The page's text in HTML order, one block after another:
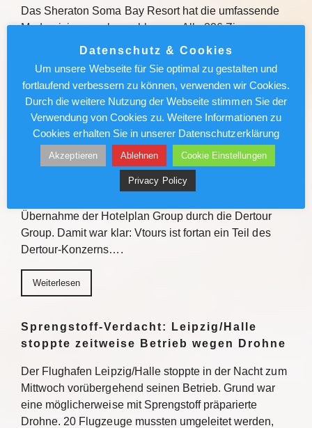
Das Sheraton Soma Bay Resort hat die umfassende
Modernisierung abgeschlossen. Alle 326 Zimmer
sowie Lobby und Restaurants des Fünf-Sterne-
Sheraton Soma Bay Resort hat…
Weiterlesen
Vtours: IT-Wechsel kommt voran
Vor gut einem Jahr erteilten die Schweizer
Übernahme der Hotelplan Group durch die Dertour
Group. Damit war klar: Vtours ist fortan ein Teil des
Dertour-Konzerns….
Weiterlesen
Sprengstoff-Verdacht: Leipzig/Halle
stoppte zeitweise Betrieb wegen Drohne
Der Flughafen Leipzig/Halle stoppte in der Nacht zum
Mittwoch vorübergehend seinen Betrieb. Grund war
eine möglicherweise mit Sprengstoff präparierte
Drohne. 20 Flugzeuge mussten umgeleitet werden,
Datenschutz & Cookies
Um unsere Webseite für Sie optimal zu gestalten und
fortlaufend verbessern zu können, verwenden wir Cookies.
Durch die weitere Nutzung der Webseite stimmen Sie der
Verwendung von Cookies zu. Weitere Informationen zu
Cookies erhalten Sie in unserer Datenschutzerklärung
Akzeptieren Ablehnen Cookie Einstellungen
Privacy Policy